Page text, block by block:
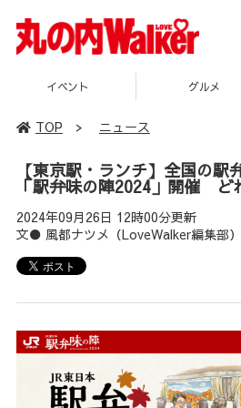
イベント グルメ
TOP > ニュース
【東京駅・ランチ】全国の駅
「駅弁味の陣2024」開催 ど
2024年09月26日 12時00分更新
文● 風都ナツメ（LoveWalker編集部）